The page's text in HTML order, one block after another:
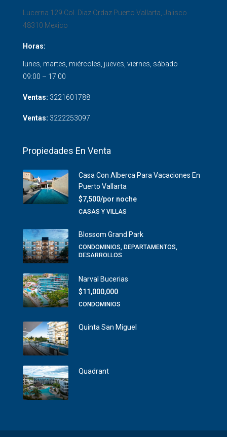
Lucerna 129 Col. Diaz Ordaz Puerto Vallarta, Jalisco
48310 Mexico
Horas:
lunes, martes, miércoles, jueves, viernes, sábado
09:00 – 17:00
Ventas: 3221601788
Ventas: 3222253097
Propiedades En Venta
Casa Con Alberca Para Vacaciones En
Puerto Vallarta
$7,500/por noche
CASAS Y VILLAS
Blossom Grand Park
CONDOMINIOS, DEPARTAMENTOS,
DESARROLLOS
Narval Bucerias
$11,000,000
CONDOMINIOS
Quinta San Miguel
Quadrant